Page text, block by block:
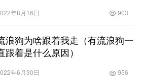
年8月16日 903
浪狗为啥跟着我走（有流浪狗一
跟着是什么原因）
年6月30日 956